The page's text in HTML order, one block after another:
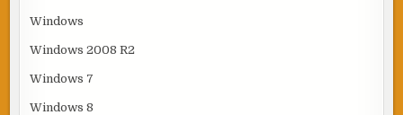
Windows
Windows 2008 R2
Windows 7
Windows 8